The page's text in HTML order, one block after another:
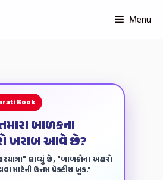
Menu
Book
બાળકના
ખરાબ આવે છે?
લાવ્યું છે, "બાળકોના અક્ષરો
માટેની ઉત્તમ પ્રેક્ટીસ બુક."